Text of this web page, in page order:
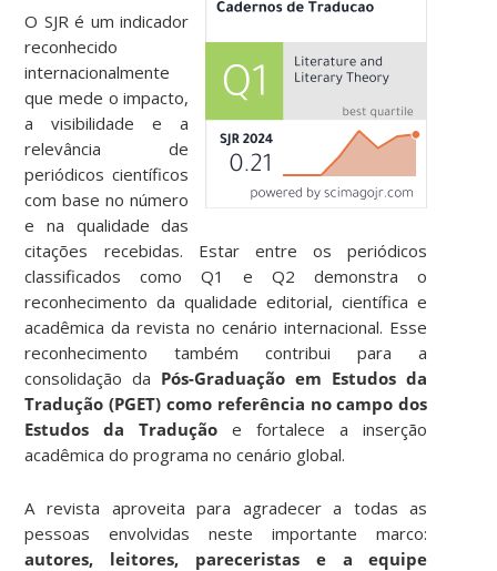
O SJR é um indicador
reconhecido
internacionalmente
que mede o impacto,
a visibilidade e a
relevância de
periódicos científicos
com base no número
e na qualidade das
citações recebidas. Estar entre os periódicos
classificados como Q1 e Q2 demonstra o
reconhecimento da qualidade editorial, científica e
acadêmica da revista no cenário internacional. Esse
reconhecimento também contribui para a
consolidação da Pós-Graduação em Estudos da
Tradução (PGET) como referência no campo dos
Estudos da Tradução e fortalece a inserção
acadêmica do programa no cenário global.
A revista aproveita para agradecer a todas as
pessoas envolvidas neste importante marco:
autores, leitores, pareceristas e a equipe